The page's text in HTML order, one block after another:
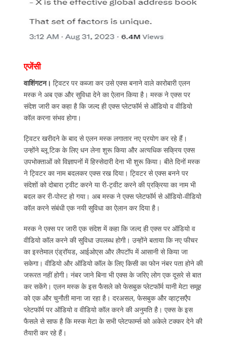
एजेंसी
वाशिंगटन। ट्विटर पर कब्जा कर उसे एक्स बनाने वाले कारोबारी एलन
मस्क ने अब एक और सुविधा देने का ऐलान किया है। मस्क ने एक्स पर
संदेश जारी कर कहा है कि जल्द ही एक्स प्लेटफॉर्म से ऑडियो व वीडियो
कॉल करना संभव होगा।
ट्विटर खरीदने के बाद से एलन मस्क लगातार नए प्रयोग कर रहे हैं।
उन्होंने ब्लू टिक के लिए धन लेना शुरू किया और अत्यधिक सक्रिय एक्स
उपभोक्ताओं को विज्ञापनों में हिस्सेदारी देना भी शुरू किया। बीते दिनों मस्क
ने ट्विटर का नाम बदलकर एक्स रख दिया। ट्विटर से एक्स बनने पर
संदेशों को दोबारा ट्वीट करने या री-ट्वीट करने की प्रक्रिया का नाम भी
बदल कर री-पोस्ट हो गया। अब मस्क ने एक्स प्लेटफॉर्म से ऑडियो-वीडियो
कॉल करने संबंधी एक नयी सुविधा का ऐलान कर दिया है।
मस्क ने एक्स पर जारी एक संदेश में कहा कि जल्द ही एक्स पर ऑडियो व
वीडियो कॉल करने की सुविधा उपलब्ध होगी। उन्होंने बताया कि नए फीचर
का इस्तेमाल एंड्रॉयड, आईओएस और लैपटॉप में आसानी से किया जा
सकेगा। वीडियो और ऑडियो कॉल के लिए किसी का फोन नंबर पता होने की
जरूरत नहीं होगी। नंबर जाने बिना भी एक्स के जरिए लोग एक दूसरे से बात
कर सकेंगे। एलन मस्क के इस फैसले को फेसबुक प्लेटफॉर्म यानी मेटा समूह
को एक और चुनौती माना जा रहा है। दरअसल, फेसबुक और व्हाट्सएैप
प्लेटफॉर्म पर ऑडियो व वीडियो कॉल करने की अनुमति है। एक्स के इस
फैसले से साफ है कि मस्क मेटा के सभी प्लेटफार्म्स को अकेले टक्कर देने की
तैयारी कर रहे हैं।